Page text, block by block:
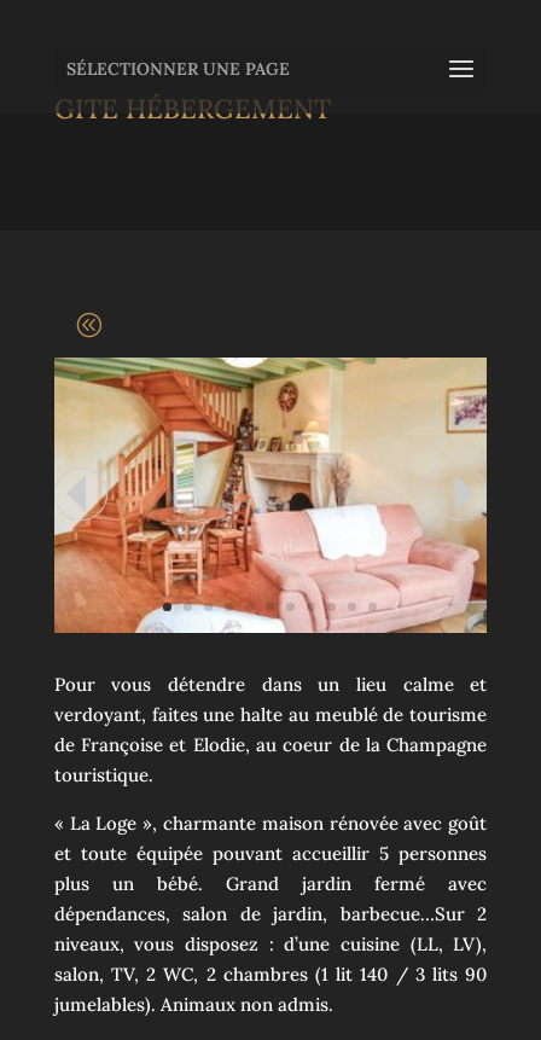
SÉLECTIONNER UNE PAGE
GITE HÉBERGEMENT
Pour vous détendre dans un lieu calme et
verdoyant, faites une halte au meublé de tourisme
de Françoise et Elodie, au coeur de la Champagne
touristique.
« La Loge », charmante maison rénovée avec goût
et toute équipée pouvant accueillir 5 personnes
plus un bébé. Grand jardin fermé avec
dépendances, salon de jardin, barbecue…Sur 2
niveaux, vous disposez : d’une cuisine (LL, LV),
salon, TV, 2 WC, 2 chambres (1 lit 140 / 3 lits 90
jumelables). Animaux non admis.